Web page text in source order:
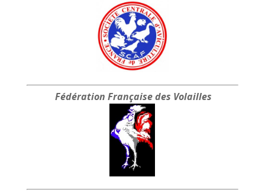
Fédération Française des Volailles